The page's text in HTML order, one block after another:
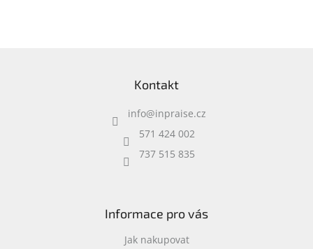
Kontakt
info@inpraise.cz
571 424 002
737 515 835
Informace pro vás
Jak nakupovat